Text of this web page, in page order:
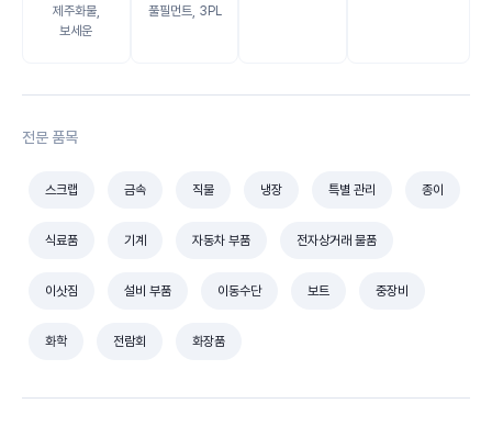
제주화물,
보세운
풀필먼트, 3PL
전문 품목
스크랩 금속 직물 냉장 특별 관리 종이
식료품 기계 자동차 부품 전자상거래 물품
이삿짐 설비 부품 이동수단 보트 중장비
화학 전람회 화장품